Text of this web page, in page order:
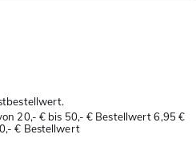
20,- € bis 50,- € Bestellwert 6,95 €
€ Bestellwert